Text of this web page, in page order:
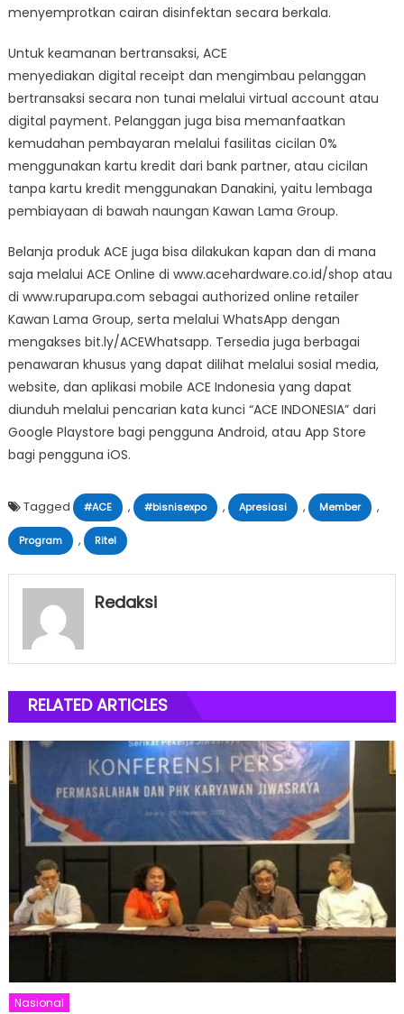
menyemprotkan cairan disinfektan secara berkala.
Untuk keamanan bertransaksi, ACE
menyediakan digital receipt dan mengimbau pelanggan
bertransaksi secara non tunai melalui virtual account atau
digital payment. Pelanggan juga bisa memanfaatkan
kemudahan pembayaran melalui fasilitas cicilan 0%
menggunakan kartu kredit dari bank partner, atau cicilan
tanpa kartu kredit menggunakan Danakini, yaitu lembaga
pembiayaan di bawah naungan Kawan Lama Group.
Belanja produk ACE juga bisa dilakukan kapan dan di mana
saja melalui ACE Online di www.acehardware.co.id/shop atau
di www.ruparupa.com sebagai authorized online retailer
Kawan Lama Group, serta melalui WhatsApp dengan
mengakses bit.ly/ACEWhatsapp. Tersedia juga berbagai
penawaran khusus yang dapat dilihat melalui sosial media,
website, dan aplikasi mobile ACE Indonesia yang dapat
diunduh melalui pencarian kata kunci “ACE INDONESIA” dari
Google Playstore bagi pengguna Android, atau App Store
bagi pengguna iOS.
Tagged #ACE , #bisnisexpo , Apresiasi , Member ,
Program , Ritel
Redaksi
RELATED ARTICLES
Nasional